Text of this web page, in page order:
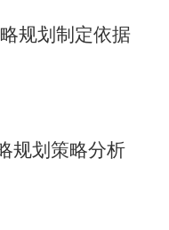
规划制定依据
规划策略分析